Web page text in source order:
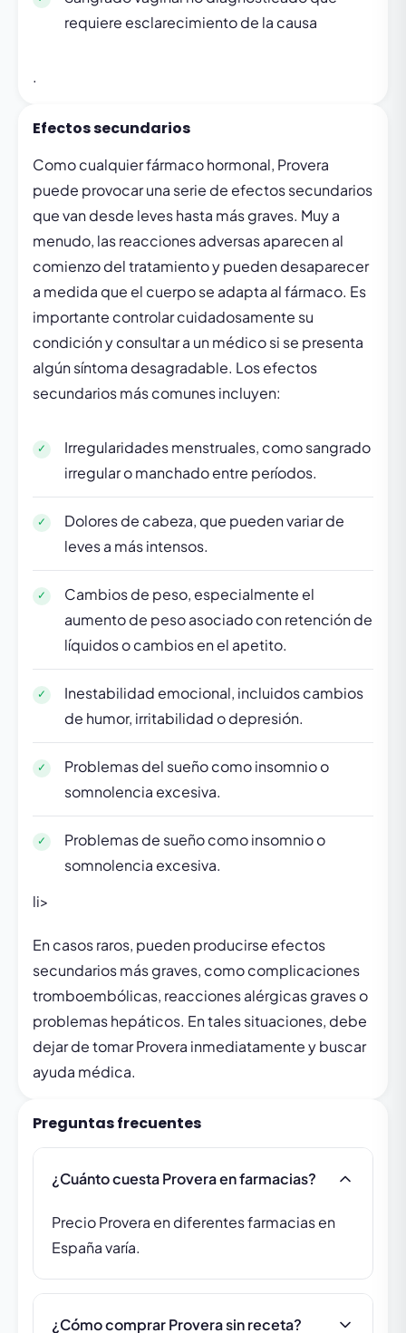
requiere esclarecimiento de la causa
.
Efectos secundarios
Como cualquier fármaco hormonal, Provera
puede provocar una serie de efectos secundarios
que van desde leves hasta más graves. Muy a
menudo, las reacciones adversas aparecen al
comienzo del tratamiento y pueden desaparecer
a medida que el cuerpo se adapta al fármaco. Es
importante controlar cuidadosamente su
condición y consultar a un médico si se presenta
algún síntoma desagradable. Los efectos
secundarios más comunes incluyen:
Irregularidades menstruales, como sangrado
irregular o manchado entre períodos.
Dolores de cabeza, que pueden variar de
leves a más intensos.
Cambios de peso, especialmente el
aumento de peso asociado con retención de
líquidos o cambios en el apetito.
Inestabilidad emocional, incluidos cambios
de humor, irritabilidad o depresión.
Problemas del sueño como insomnio o
somnolencia excesiva.
Problemas de sueño como insomnio o
somnolencia excesiva.
li>
En casos raros, pueden producirse efectos
secundarios más graves, como complicaciones
tromboembólicas, reacciones alérgicas graves o
problemas hepáticos. En tales situaciones, debe
dejar de tomar Provera inmediatamente y buscar
ayuda médica.
Preguntas frecuentes
¿Cuánto cuesta Provera en farmacias?
Precio Provera en diferentes farmacias en
España varía.
¿Cómo comprar Provera sin receta?